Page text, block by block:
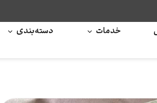
خدمات دسته‌بندی